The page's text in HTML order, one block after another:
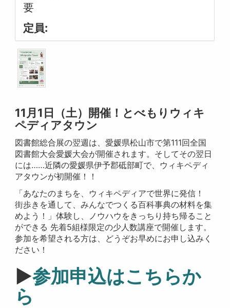
要
定員:
11月1日（土）開催！とべもりウィキ
ペディアタウン
図書館総合展の翌週は、愛媛県松山市で第111回全国
図書館大会愛媛大会が開催されます。そしてその翌日
には……近隣の愛媛県伊予郡砥部町で、ウィキペディ
アタウンが初開催！！
「あなたのまちを、ウィキペディアで世界に発信！
街歩きを通して、みんなでつくる百科事典の材料を集
めよう！」体験し、ノウハウをきっちり持ち帰ること
ができる 先着5組様限定の少人数講座で開催します。
参加を希望される方は、どうぞお早めにお申し込みく
ださい！
▶参加申込はこちらか
ら